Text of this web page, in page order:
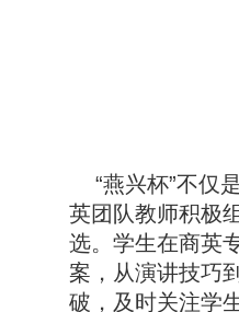
“燕兴杯”不仅
英团队教师积极
选。学生在商英
案，从演讲技巧
破，及时关注学